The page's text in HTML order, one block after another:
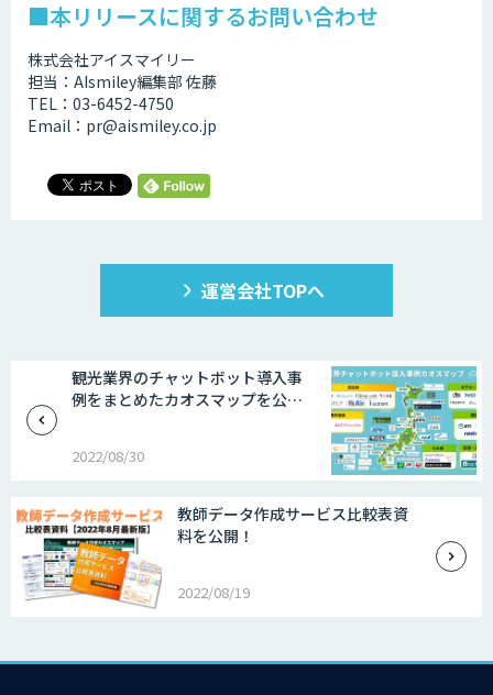
■本リリースに関するお問い合わせ
株式会社アイスマイリー
担当：AIsmiley編集部 佐藤
TEL：03-6452-4750
Email：pr@aismiley.co.jp
運営会社TOPへ
観光業界のチャットボット導入事
例をまとめたカオスマップを公…
2022/08/30
教師データ作成サービス比較表資
料を公開！
2022/08/19